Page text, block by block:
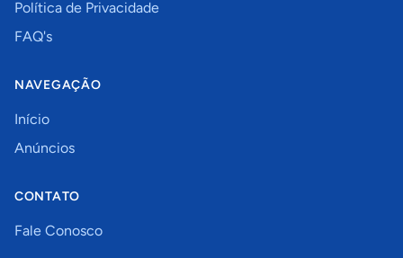
Política de Privacidade
FAQ's
NAVEGAÇÃO
Início
Anúncios
CONTATO
Fale Conosco